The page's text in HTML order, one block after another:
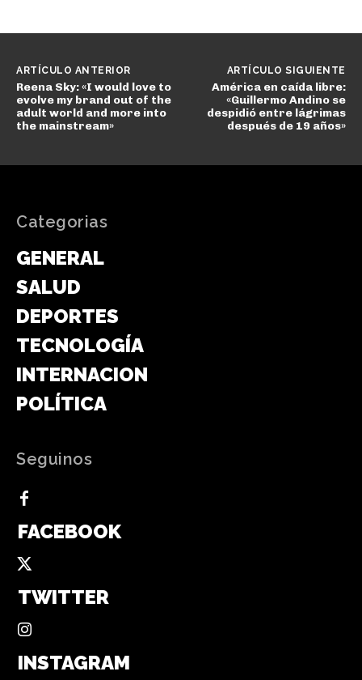
ARTÍCULO ANTERIOR
Reena Sky: «I would love to
evolve my brand out of the
adult world and more into
the mainstream»
ARTÍCULO SIGUIENTE
América en caída libre:
«Guillermo Andino se
despidió entre lágrimas
después de 19 años»
Categorias
GENERAL
SALUD
DEPORTES
TECNOLOGÍA
INTERNACIONAL
POLÍTICA
Seguinos
FACEBOOK
TWITTER
INSTAGRAM